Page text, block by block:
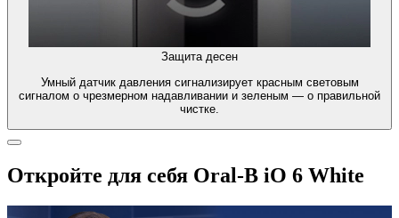
Защита десен
Умный датчик давления сигнализирует красным световым
сигналом о чрезмерном надавливании и зеленым — о правильной
чистке.
Откройте для себя Oral-B iO 6 White